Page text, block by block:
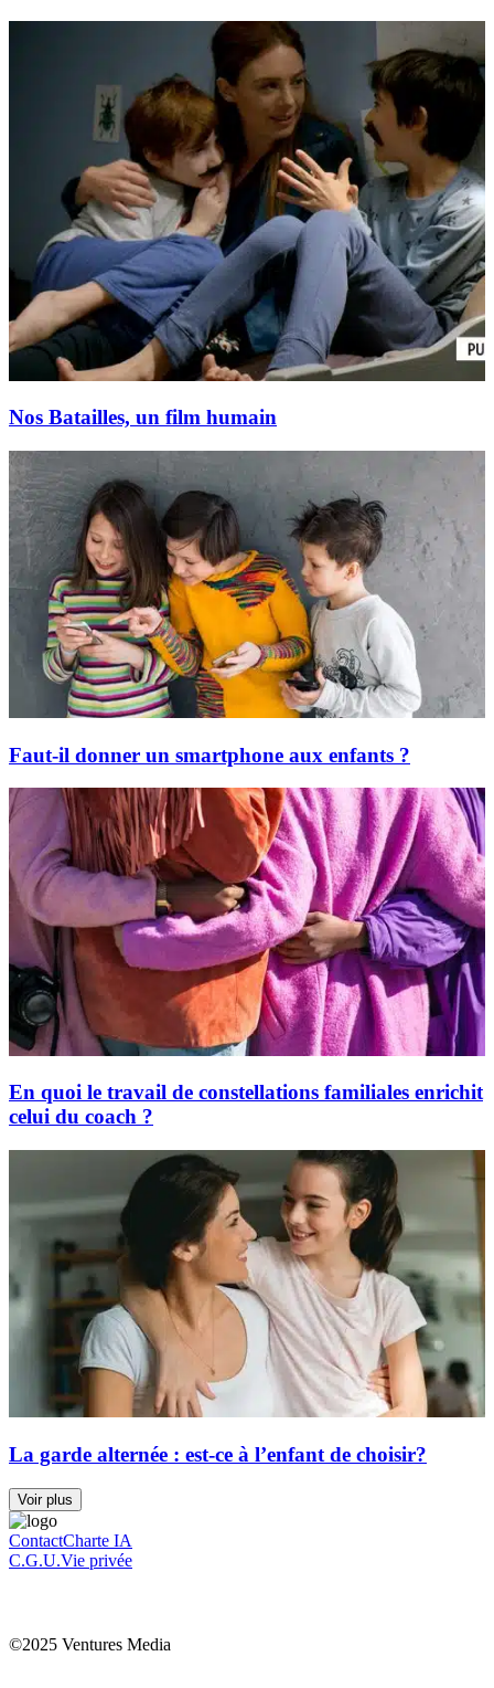
Nos Batailles, un film humain
Faut-il donner un smartphone aux enfants ?
En quoi le travail de constellations familiales enrichit
celui du coach ?
La garde alternée : est-ce à l’enfant de choisir?
Voir plus
ContactCharte IA
C.G.U.Vie privée
©2025 Ventures Media